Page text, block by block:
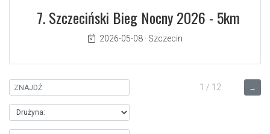
7. Szczeciński Bieg Nocny 2026 - 5km
2026-05-08· Szczecin
→
1 / 12